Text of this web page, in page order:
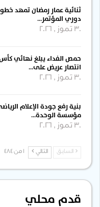
ثنائية عمار رمضان تمهد
دوري المؤتمر…
30 تموز , 2026
حمص الفداء يبلغ نهائي كأس
انتصار عريض على…
30 تموز , 2026
بنية رفع جودة الإعلام
مؤسسة الوحدة…
30 تموز , 2026
السابق التالي
قدم محلي